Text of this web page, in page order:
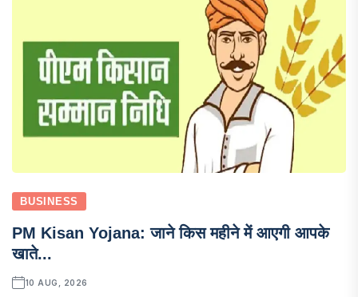
BUSINESS
PM Kisan Yojana: जाने किस महीने में आएगी आपके
खाते...
10 AUG, 2026